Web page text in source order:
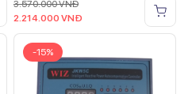
3.570.000VNĐ
2.214.000 VNĐ
-15%